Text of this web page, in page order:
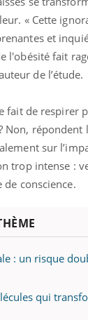
« Cette
et
l'obésité fait
de l’étude.
fait de respirer
Non, répondent
sur
trop intense :
conscience.
: un risque
qui